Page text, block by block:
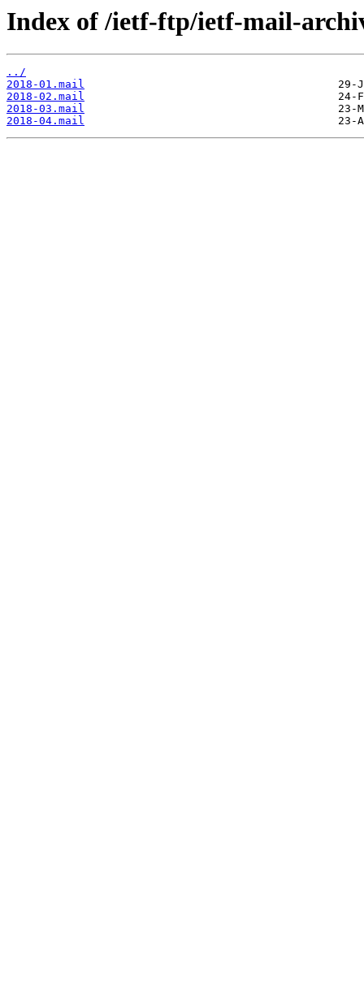
Index of /ietf-ftp/ietf-mail-
../
2018-01.mail
2018-02.mail
2018-03.mail
2018-04.mail